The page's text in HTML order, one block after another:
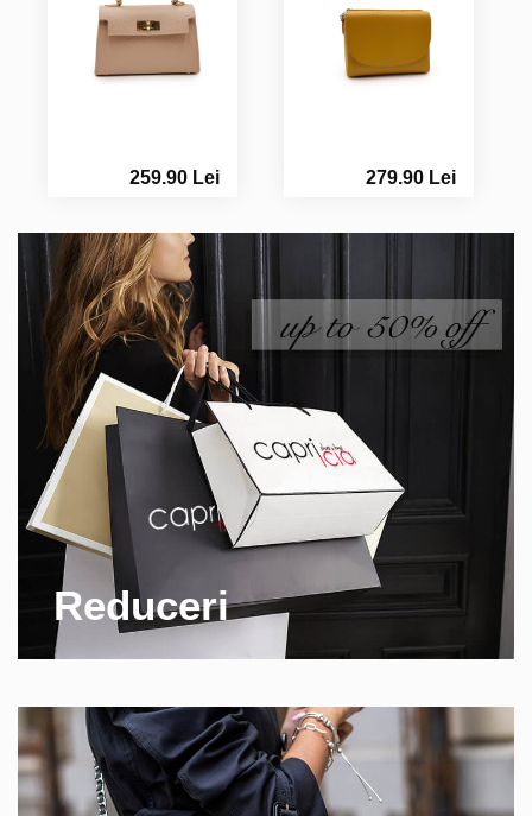
259.90 Lei 279.90 Lei
Reduceri